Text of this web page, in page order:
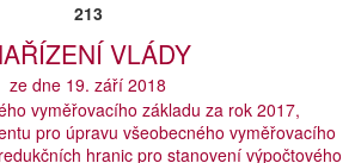
213
VLÁDY
ze dne 19. září 2018
vyměřovacího základu za rok 2017,
pro úpravu všeobecného vyměřovacího
hranic pro stanovení výpočtového